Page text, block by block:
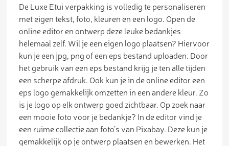
De Luxe Etui verpakking is volledig te personaliseren
met eigen tekst, foto, kleuren en een logo. Open de
online editor en ontwerp deze leuke bedankjes
helemaal zelf. Wil je een eigen logo plaatsen? Hiervoor
kun je een jpg, png of een eps bestand uploaden. Door
het gebruik van een eps bestand krijg je ten alle tijden
een scherpe afdruk. Ook kun je in de online editor een
eps logo gemakkelijk omzetten in een andere kleur. Zo
is je logo op elk ontwerp goed zichtbaar. Op zoek naar
een mooie foto voor je bedankje? In de editor vind je
een ruime collectie aan foto’s van Pixabay. Deze kun je
gemakkelijk op je ontwerp plaatsen en bewerken. Het